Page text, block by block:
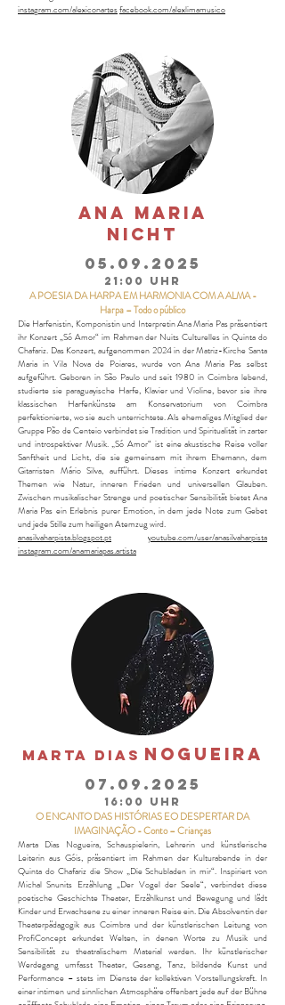
instagram.com/alexiconartesfacebook.com/alexlimamusico
ANA MARIA
NICHT
05.09.2025
21:00 Uhr
A POESIA DA HARPA EM HARMONIA COM A ALMA -
Harpa – Todo o público
Die Harfenistin, Komponistin und Interpretin Ana Maria Pas präsentiert
ihr Konzert „Só Amor“ im Rahmen der Nuits Culturelles in Quinta do
Chafariz. Das Konzert, aufgenommen 2024 in der Matriz-Kirche Santa
Maria in Vila Nova de Poiares, wurde von Ana Maria Pas selbst
aufgeführt. Geboren in São Paulo und seit 1980 in Coimbra lebend,
studierte sie paraguayische Harfe, Klavier und Violine, bevor sie ihre
klassischen Harfenkünste am Konservatorium von Coimbra
perfektionierte, wo sie auch unterrichtete. Als ehemaliges Mitglied der
Gruppe Pão de Centeio verbindet sie Tradition und Spiritualität in zarter
und introspektiver Musik. „Só Amor“ ist eine akustische Reise voller
Sanftheit und Licht, die sie gemeinsam mit ihrem Ehemann, dem
Gitarristen Mário Silva, aufführt. Dieses intime Konzert erkundet
Themen wie Natur, inneren Frieden und universellen Glauben.
Zwischen musikalischer Strenge und poetischer Sensibilität bietet Ana
Maria Pas ein Erlebnis purer Emotion, in dem jede Note zum Gebet
und jede Stille zum heiligen Atemzug wird.
anasilvaharpista.blogspot.pt
youtube.com/user/anasilvaharpista
instagram.com/anamariapas.artista
MARTA DIAS NOGUEIRA
07.09.2025
16:00 Uhr
O ENCANTO DAS HISTÓRIAS EO DESPERTAR DA
IMAGINAÇÃO - Conto – Crianças
Marta Dias Nogueira, Schauspielerin, Lehrerin und künstlerische
Leiterin aus Góis, präsentiert im Rahmen der Kulturabende in der
Quinta do Chafariz die Show „Die Schubladen in mir“. Inspiriert von
Michal Snunits Erzählung „Der Vogel der Seele“, verbindet diese
poetische Geschichte Theater, Erzählkunst und Bewegung und lädt
Kinder und Erwachsene zu einer inneren Reise ein. Die Absolventin der
Theaterpädagogik aus Coimbra und der künstlerischen Leitung von
ProfiConcept erkundet Welten, in denen Worte zu Musik und
Sensibilität zu theatralischem Material werden. Ihr künstlerischer
Werdegang umfasst Theater, Gesang, Tanz, bildende Kunst und
Performance – stets im Dienste der kollektiven Vorstellungskraft. In
einer intimen und sinnlichen Atmosphäre offenbart jede auf der Bühne